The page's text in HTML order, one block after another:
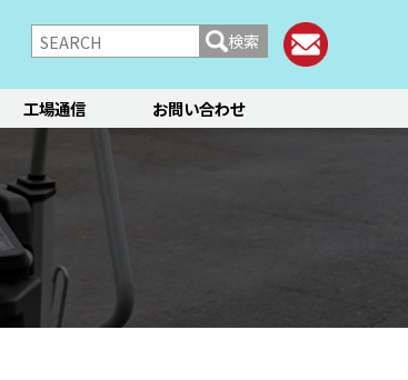
検索
整
アット／アバルト
工場通信 お問い合わせ